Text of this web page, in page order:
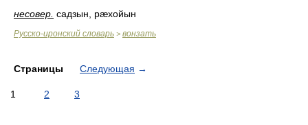
несовер. садзын, рæхойын
Русско-иронский словарь > вонзать
Страницы Следующая →
1 2 3